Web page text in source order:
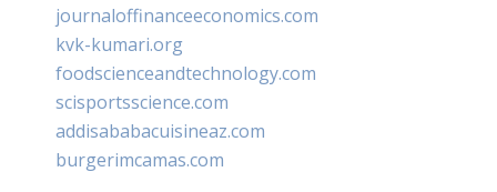
journaloffinanceeconomics.com
kvk-kumari.org
foodscienceandtechnology.com
scisportsscience.com
addisababacuisineaz.com
burgerimcamas.com